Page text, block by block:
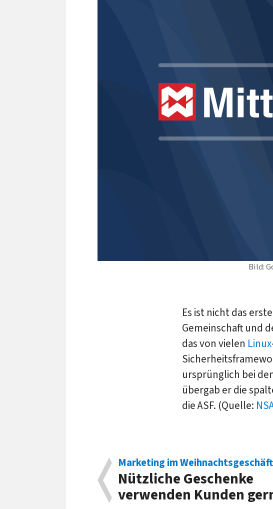
Bild:
Es ist nicht das
Gemeinschaft und
das von vielen Linux
ursprünglich bei
übergab er die
die ASF. (Quelle:
Marketing im Weihnachtsgeschäft
Nützliche Geschenke
verwenden Kunden